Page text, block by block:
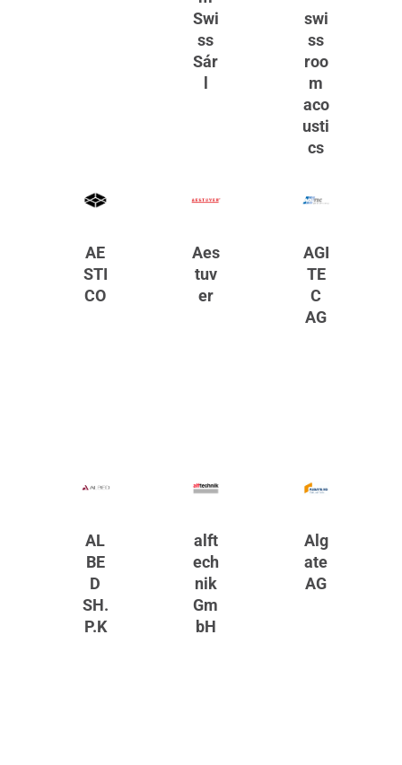
Swi
ss
Sár
swi
ss
roo
m
aco
usti
cs
AE
STI
CO
Aes
tuv
er
AGI
TE
C
AG
AL
BE
D
SH.
P.K
alft
ech
nik
Gm
bH
Alg
ate
AG